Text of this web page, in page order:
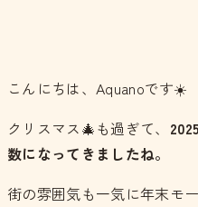
こんにちは、Aquanoです☀️
クリスマス🎄も過ぎて、
数になってきましたね。
街の雰囲気も一気に年末モ